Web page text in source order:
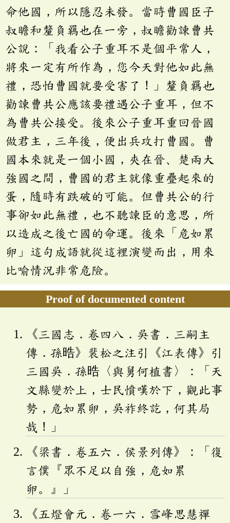
命他國，所以隱忍未發。當時曹國臣子
叔瞻和釐負羈也在一旁，叔瞻勸諫曹共
公說：「我看公子重耳不是個平常人，
將來一定有所作為，您今天對他如此無
禮，恐怕曹國就要受害了！」釐負羈也
勸諫曹共公應該要禮遇公子重耳，但不
為曹共公接受。後來公子重耳重回晉國
做君主，三年後，便出兵攻打曹國。曹
國本來就是一個小國，夾在晉、楚兩大
強國之間，曹國的君主就像重疊起來的
蛋，隨時有跌破的可能。但曹共公的行
事卻如此無禮，也不聽諫臣的意思，所
以造成之後亡國的命運。後來「危如累
卵」這句成語就從這裡演變而出，用來
比喻情況非常危險。
Proof of documented content
《三國志．卷四八．吳書．三嗣主
傳．孫晧》裴松之注引《江表傳》引
三國吳．孫晧〈與舅何植書〉：「天
文縣變於上，士民憤嘆於下，觀此事
勢，危如累卵，吳祚終訖，何其局
哉！」
《梁書．卷五六．侯景列傳》：「復
言僕『眾不足以自強，危如累
卵。』」
《五燈會元．卷一六．雪峰思慧禪